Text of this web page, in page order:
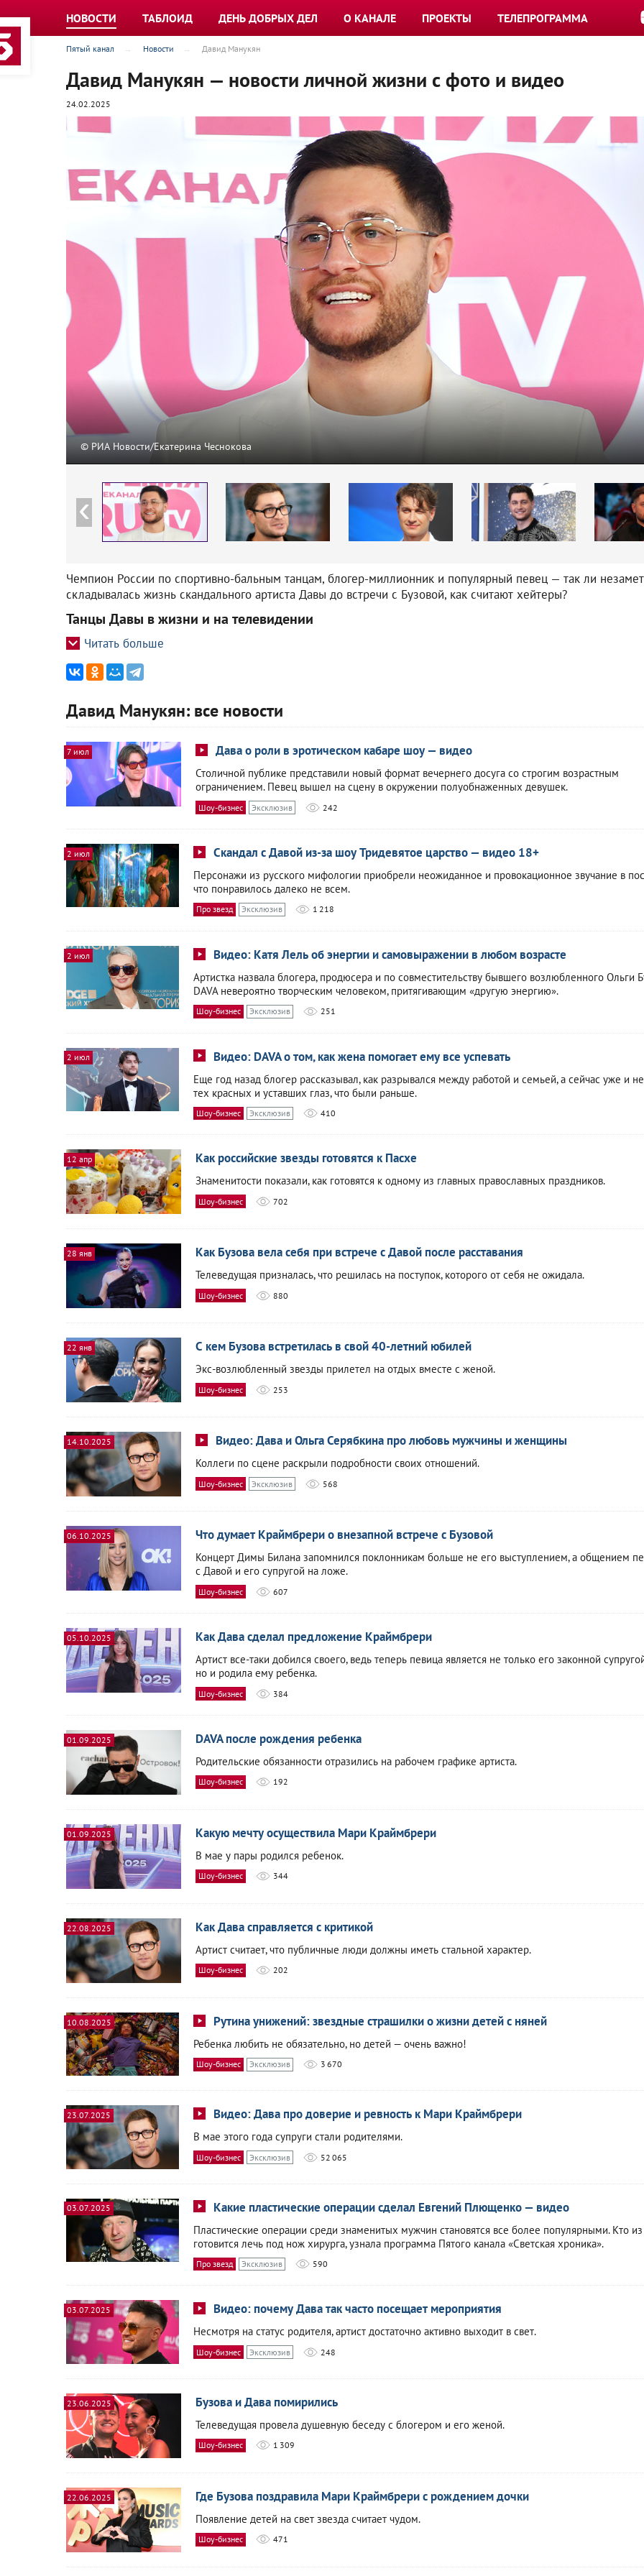
НОВОСТИ ТАБЛОИД ДЕНЬ ДОБРЫХ ДЕЛ О КАНАЛЕ ПРОЕКТЫ ТЕЛЕПРОГРАММА
Пятый канал Новости Давид Манукян
Давид Манукян — новости личной жизни с фото и видео
24.02.2025
© РИА Новости/Екатерина Чеснокова
Чемпион России по спортивно-бальным танцам, блогер-миллионник и популярный певец — так ли
складывалась жизнь скандального артиста Давы до встречи с Бузовой, как считают хейтеры?
Танцы Давы в жизни и на телевидении
Давид Манукян: все новости
7 июл Дава о роли в эротическом кабаре шоу — видео
Столичной публике представили новый формат вечернего досуга со строгим возрастным
ограничением. Певец вышел на сцену в окружении полуобнаженных девушек.
Шоу-бизнес Эксклюзив 242
2 июл Скандал с Давой из-за шоу Тридевятое царство — видео 18+
Персонажи из русского мифологии приобрели неожиданное и провокационное звучание в
что понравилось далеко не всем.
Про звезд Эксклюзив 1 218
2 июл Видео: Катя Лель об энергии и самовыражении в любом возрасте
Артистка назвала блогера, продюсера и по совместительству бывшего возлюбленного Ольги
DAVA невероятно творческим человеком, притягивающим «другую энергию».
Шоу-бизнес Эксклюзив 251
2 июл Видео: DAVA о том, как жена помогает ему все успевать
Еще год назад блогер рассказывал, как разрывался между работой и семьей, а сейчас уже и
тех красных и уставших глаз, что были раньше.
Шоу-бизнес Эксклюзив 410
12 апр Как российские звезды готовятся к Пасхе
Знаменитости показали, как готовятся к одному из главных православных праздников.
Шоу-бизнес 702
28 янв Как Бузова вела себя при встрече с Давой после расставания
Телеведущая призналась, что решилась на поступок, которого от себя не ожидала.
Шоу-бизнес 880
22 янв С кем Бузова встретилась в свой 40-летний юбилей
Экс-возлюбленный звезды прилетел на отдых вместе с женой.
Шоу-бизнес 253
14.10.2025 Видео: Дава и Ольга Серябкина про любовь мужчины и женщины
Коллеги по сцене раскрыли подробности своих отношений.
Шоу-бизнес Эксклюзив 568
06.10.2025 Что думает Краймбрери о внезапной встрече с Бузовой
Концерт Димы Билана запомнился поклонникам больше не его выступлением, а общением
с Давой и его супругой на ложе.
Шоу-бизнес 607
05.10.2025 Как Дава сделал предложение Краймбрери
Артист все-таки добился своего, ведь теперь певица является не только его законной
но и родила ему ребенка.
Шоу-бизнес 384
01.09.2025 DAVA после рождения ребенка
Родительские обязанности отразились на рабочем графике артиста.
Шоу-бизнес 192
01.09.2025 Какую мечту осуществила Мари Краймбрери
В мае у пары родился ребенок.
Шоу-бизнес 344
22.08.2025 Как Дава справляется с критикой
Артист считает, что публичные люди должны иметь стальной характер.
Шоу-бизнес 202
10.08.2025 Рутина унижений: звездные страшилки о жизни детей с няней
Ребенка любить не обязательно, но детей — очень важно!
Шоу-бизнес Эксклюзив 3 670
23.07.2025 Видео: Дава про доверие и ревность к Мари Краймбрери
В мае этого года супруги стали родителями.
Шоу-бизнес Эксклюзив 52 065
03.07.2025 Какие пластические операции сделал Евгений Плющенко — видео
Пластические операции среди знаменитых мужчин становятся все более популярными. Кто
готовится лечь под нож хирурга, узнала программа Пятого канала «Светская хроника».
Про звезд Эксклюзив 590
03.07.2025 Видео: почему Дава так часто посещает мероприятия
Несмотря на статус родителя, артист достаточно активно выходит в свет.
Шоу-бизнес Эксклюзив 248
23.06.2025 Бузова и Дава помирились
Телеведущая провела душевную беседу с блогером и его женой.
Шоу-бизнес 1 309
22.06.2025 Где Бузова поздравила Мари Краймбрери с рождением дочки
Появление детей на свет звезда считает чудом.
Шоу-бизнес 471